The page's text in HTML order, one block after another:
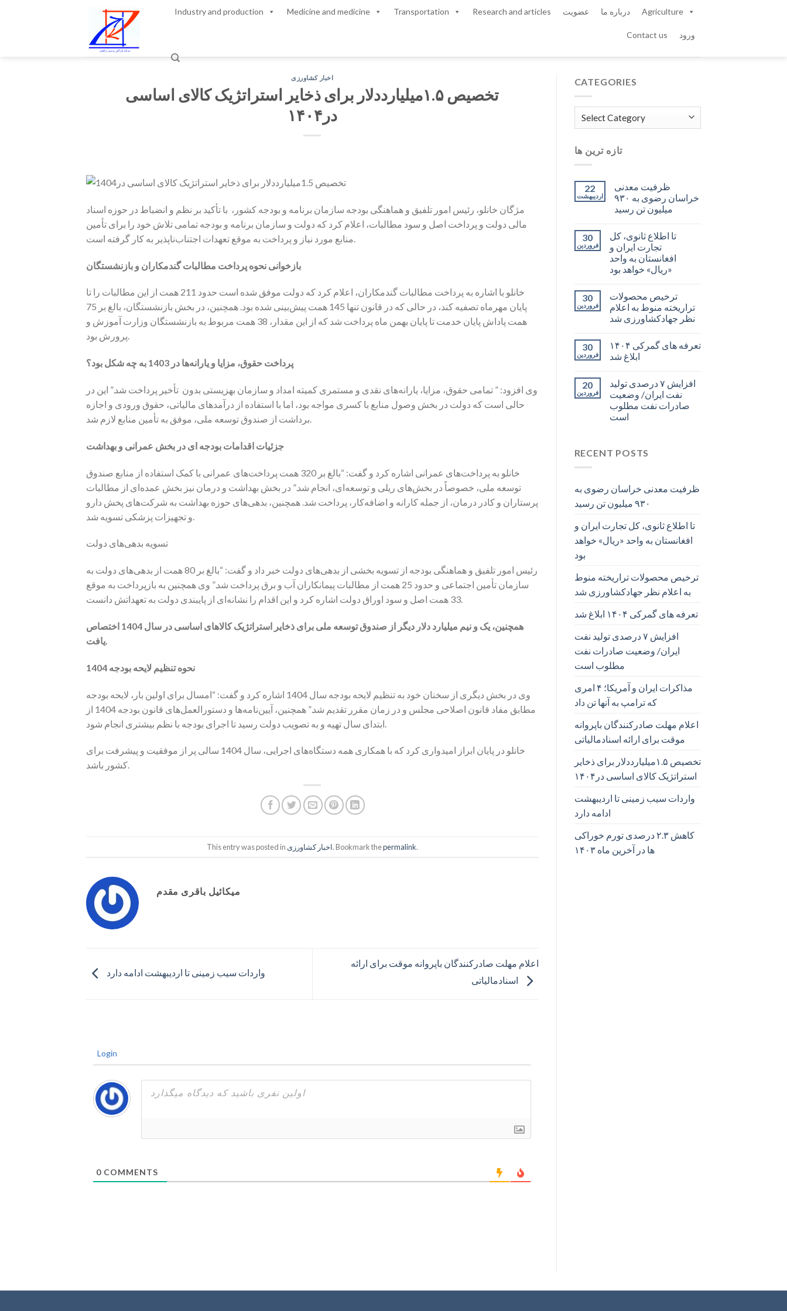
Agriculture
Industry and production Medicine and medicine Transportation Research and articles عضویت درباره ما
Contact us ورود
اخبار کشاورزی
تخصیص ۱.۵میلیارددلار برای ذخایر استراتژیک کالای اساسی
در۱۴۰۴
مژگان خانلو، رئیس امور تلفیق و هماهنگی بودجه سازمان برنامه و بودجه کشور، با تأکید بر نظم و انضباط در حوزه اسناد
مالی دولت و پرداخت اصل و سود مطالبات، اعلام کرد که دولت و سازمان برنامه و بودجه تمامی تلاش خود را برای تأمین
منابع مورد نیاز و پرداخت به موقع تعهدات اجتناب‌ناپذیر به کار گرفته است.
بازخوانی نحوه پرداخت مطالبات گندمکاران و بازنشستگان
خانلو با اشاره به پرداخت مطالبات گندمکاران، اعلام کرد که دولت موفق شده است حدود 211 همت از این مطالبات را تا
پایان مهرماه تصفیه کند، در حالی که در قانون تنها 145 همت پیش‌بینی شده بود. همچنین، در بخش بازنشستگان، بالغ بر 75
همت پاداش پایان خدمت تا پایان بهمن ماه پرداخت شد که از این مقدار، 38 همت مربوط به بازنشستگان وزارت آموزش و
پرورش بود.
پرداخت حقوق، مزایا و یارانه‌ها در 1403 به چه شکل بود؟
وی افزود: ” تمامی حقوق، مزایا، یارانه‌های نقدی و مستمری کمیته امداد و سازمان بهزیستی بدون تأخیر پرداخت شد.” این در
حالی است که دولت در بخش وصول منابع با کسری مواجه بود، اما با استفاده از درآمدهای مالیاتی، حقوق ورودی و اجازه
برداشت از صندوق توسعه ملی، موفق به تأمین منابع لازم شد.
جزئیات اقدامات بودجه ای در بخش عمرانی و بهداشت
خانلو به پرداخت‌های عمرانی اشاره کرد و گفت: “بالغ بر 320 همت پرداخت‌های عمرانی با کمک استفاده از منابع صندوق
توسعه ملی، خصوصاً در بخش‌های ریلی و توسعه‌ای، انجام شد.” در بخش بهداشت و درمان نیز بخش عمده‌ای از مطالبات
پرستاران و کادر درمان، از جمله کارانه و اضافه‌کار، پرداخت شد. همچنین، بدهی‌های حوزه بهداشت به شرکت‌های پخش دارو
تسویه بدهی‌های دولت
رئیس امور تلفیق و هماهنگی بودجه از تسویه بخشی از بدهی‌های دولت خبر داد و گفت: “بالغ بر 80 همت از بدهی‌های دولت به
سازمان تأمین اجتماعی و حدود 25 همت از مطالبات پیمانکاران آب و برق پرداخت شد.” وی همچنین به بازپرداخت به موقع
33 همت اصل و سود اوراق دولت اشاره کرد و این اقدام را نشانه‌ای از پایبندی دولت به تعهداتش دانست.
همچنین، یک و نیم میلیارد دلار دیگر از صندوق توسعه ملی برای ذخایر استراتژیک کالاهای اساسی در سال 1404 اختصاص
یافت.
نحوه تنظیم لایحه بودجه 1404
وی در بخش دیگری از سخنان خود به تنظیم لایحه بودجه سال 1404 اشاره کرد و گفت: “امسال برای اولین بار، لایحه بودجه
مطابق مفاد قانون اصلاحی مجلس و در زمان مقرر تقدیم شد.” همچنین، آیین‌نامه‌ها و دستورالعمل‌های قانون بودجه 1404 از
خانلو در پایان ابراز امیدواری کرد که با همکاری همه دستگاه‌های اجرایی، سال 1404 سالی پر از موفقیت و پیشرفت برای
کشور باشد.
This entry was posted in اخبار کشاورزی. Bookmark thepermalink.
میکائیل باقری مقدم
واردات سیب زمینی تا اردیبهشت ادامه دارد
اعلام مهلت صادرکنندگان باپروانه موقت برای ارائه
Login
0 COMMENTS
CATEGORIES
Categories
تازه ترین ها
22
اردیبهشت
ظرفیت معدنی
خراسان رضوی به ۹۳۰
میلیون تن رسید
30
فروردین
تا اطلاع ثانوی، کل
تجارت ایران و
افغانستان به واحد
«ریال» خواهد بود
30
فروردین
ترخیص محصولات
تراریخته منوط به اعلام
نظر جهادکشاورزی شد
30
فروردین
تعرفه های گمرکی ۱۴۰۴
ابلاغ شد
20
فروردین
افزایش ۷ درصدی تولید
نفت ایران/ وضعیت
صادرات نفت مطلوب
است
RECENT POSTS
ظرفیت معدنی خراسان رضوی به
۹۳۰ میلیون تن رسید
تا اطلاع ثانوی، کل تجارت ایران و
افغانستان به واحد «ریال» خواهد
بود
ترخیص محصولات تراریخته منوط
به اعلام نظر جهادکشاورزی شد
تعرفه های گمرکی ۱۴۰۴ ابلاغ شد
افزایش ۷ درصدی تولید نفت
ایران/ وضعیت صادرات نفت
مطلوب است
مذاکرات ایران و آمریکا؛ ۴ امری
که ترامپ به آنها تن داد
اعلام مهلت صادرکنندگان باپروانه
موقت برای ارائه اسنادمالیاتی
تخصیص ۱.۵میلیارددلار برای ذخایر
استراتژیک کالای اساسی در۱۴۰۴
واردات سیب زمینی تا اردیبهشت
ادامه دارد
کاهش ۲.۳ درصدی تورم خوراکی
ها در آخرین ماه ۱۴۰۳